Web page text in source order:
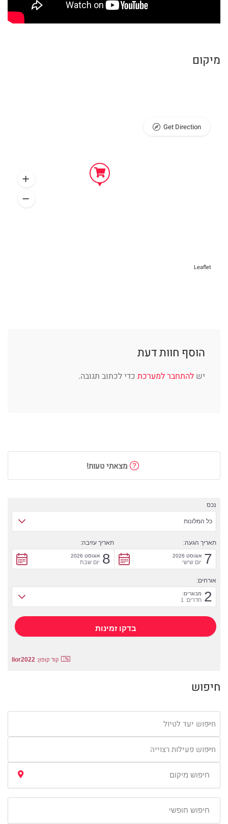
מיקום
Leaflet
Get Direction
הוסף חוות דעת
יש להתחבר למערכת כדי לכתוב תגובה.
מצאתי טעות!
נכס
כל המלונות
תאריך הגעה:
7 אוגוסט 2026
יום שישי
תאריך עזיבה:
8 אוגוסט 2026
יום שבת
אורחים:
2 מבוגרים:
חדרים: 1
קוד קופון: lior2022
חיפוש
חיפוש יעד לטיול
חיפוש פעילות רצוייה